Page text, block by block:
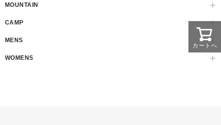
MOUNTAIN
CAMP
MENS
WOMENS
カートへ